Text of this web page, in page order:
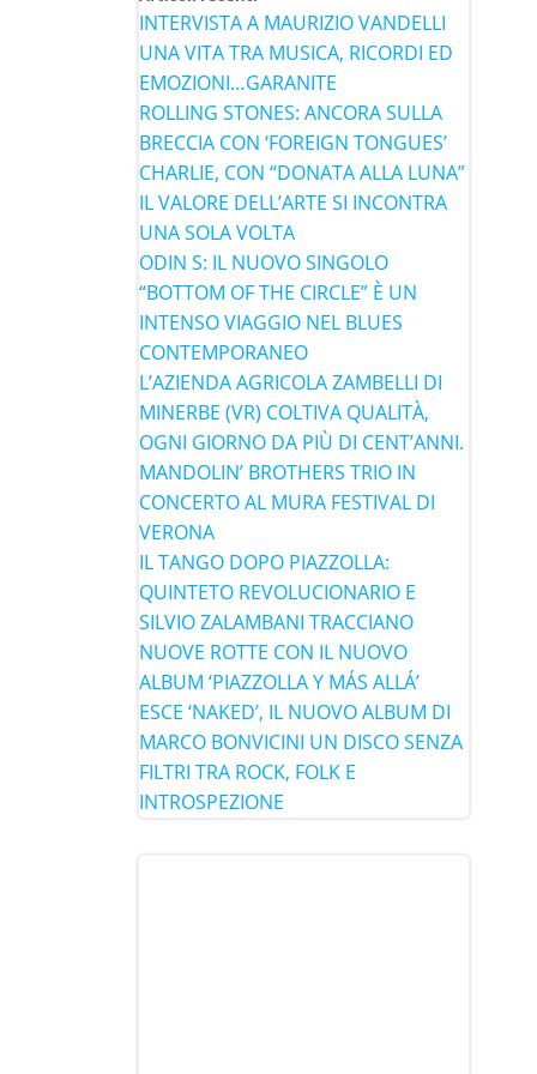
INTERVISTA A MAURIZIO VANDELLI
UNA VITA TRA MUSICA, RICORDI ED
EMOZIONI…GARANITE
ROLLING STONES: ANCORA SULLA
BRECCIA CON ‘FOREIGN TONGUES’
CHARLIE, CON “DONATA ALLA LUNA”
IL VALORE DELL’ARTE SI INCONTRA
UNA SOLA VOLTA
ODIN S: IL NUOVO SINGOLO
“BOTTOM OF THE CIRCLE” È UN
INTENSO VIAGGIO NEL BLUES
CONTEMPORANEO
L’AZIENDA AGRICOLA ZAMBELLI DI
MINERBE (VR) COLTIVA QUALITÀ,
OGNI GIORNO DA PIÙ DI CENT’ANNI.
MANDOLIN’ BROTHERS TRIO IN
CONCERTO AL MURA FESTIVAL DI
VERONA
IL TANGO DOPO PIAZZOLLA:
QUINTETO REVOLUCIONARIO E
SILVIO ZALAMBANI TRACCIANO
NUOVE ROTTE CON IL NUOVO
ALBUM ‘PIAZZOLLA Y MÁS ALLÁ’
ESCE ‘NAKED’, IL NUOVO ALBUM DI
MARCO BONVICINI UN DISCO SENZA
FILTRI TRA ROCK, FOLK E
INTROSPEZIONE